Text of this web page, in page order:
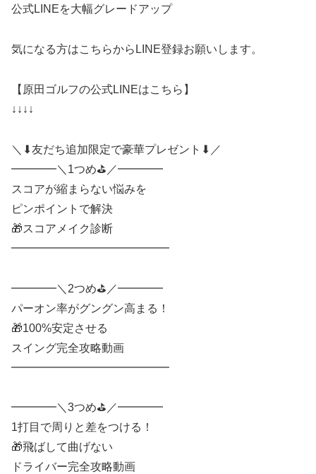
公式LINEを大幅グレードアップ
気になる方はこちらからLINE登録お願いします。
【原田ゴルフの公式LINEはこちら】
↓↓↓↓
＼⬇友だち追加限定で豪華プレゼント⬇／
━━━━＼1つめ⛳️／━━━━
スコアが縮まらない悩みを
ピンポイントで解決
🎁スコアメイク診断
━━━━━━━━━━━━━━
━━━━＼2つめ⛳️／━━━━
パーオン率がグングン高まる！
🎁100%安定させる
スイング完全攻略動画
━━━━━━━━━━━━━━
━━━━＼3つめ⛳️／━━━━
1打目で周りと差をつける！
🎁飛ばして曲げない
ドライバー完全攻略動画